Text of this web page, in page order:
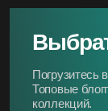
Погрузитесь
Топовые
коллекций.